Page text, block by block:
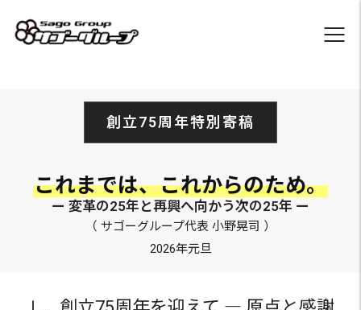
創立75周年特別寄稿
これまでは、これからのため。
ー 変革の25年と再興へ向かう次の25年 ー
（ サゴーグループ代表 小野晃司 ）
2026年元旦